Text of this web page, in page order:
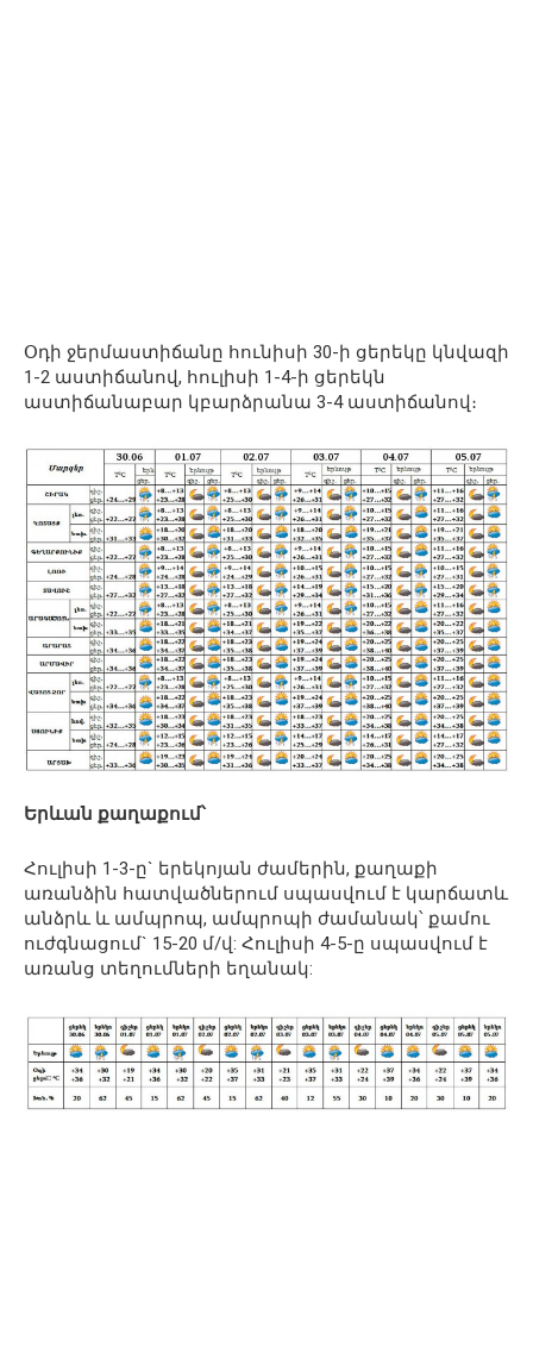
Օդի ջերմաստիճանը հունիսի 30-ի ցերեկը կնվազի
1-2 աստիճանով, հուլիսի 1-4-ի ցերեկն
աստիճանաբար կբարձրանա 3-4 աստիճանով։
Երևան քաղաքում՝
Հուլիսի 1-3-ը` երեկոյան ժամերին, քաղաքի
առանձին հատվածներում սպասվում է կարճատև
անձրև և ամպրոպ, ամպրոպի ժամանակ՝ քամու
ուժգնացում` 15-20 մ/վ: Հուլիսի 4-5-ը սպասվում է
առանց տեղումների եղանակ: